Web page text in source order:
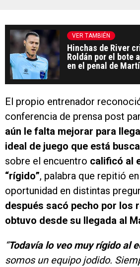
VER TAMBIÉN
Hinchas de River
Roldán por el bote
en el penal de
El propio entrenador
conferencia de prensa post
aún le falta mejorar para
ideal de juego que está
sobre el encuentro calificó al
“rígido”, palabra que repitió
oportunidad en distintas
después sacó pecho por los
obtuvo desde su llegada al
“Todavía lo veo muy rígido al
somos un equipo jodido.